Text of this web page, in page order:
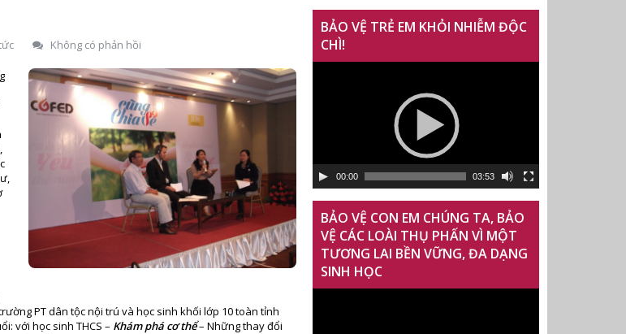
Không có phản hồi
PT dân tộc nội trú và học sinh khối lớp 10 toàn tỉnh
với học sinh THCS – Khám phá cơ thể– Những thay đổi
BẢO VỆ TRẺ EM KHỎI NHIỄM ĐỘC
CHÌ!
00:00 03:53
BẢO VỆ CON EM CHÚNG TA, BẢO
VỆ CÁC LOÀI THỤ PHẤN VÌ MỘT
TƯƠNG LAI BỀN VỮNG, ĐA DẠNG
SINH HỌC